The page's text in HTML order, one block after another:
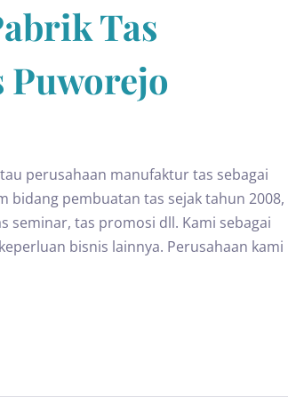
Tas
Puworejo
perusahaan manufaktur tas sebagai
bidang pembuatan tas sejak tahun 2008,
seminar, tas promosi dll. Kami sebagai
bisnis lainnya. Perusahaan kami